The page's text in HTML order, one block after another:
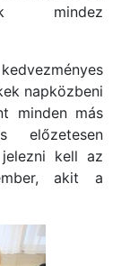
mindez
napközbeni
minden más
előzetesen
kell az
akit a